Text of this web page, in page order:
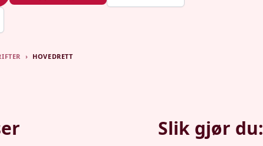
› HOVEDRETT
Slik gjør du: